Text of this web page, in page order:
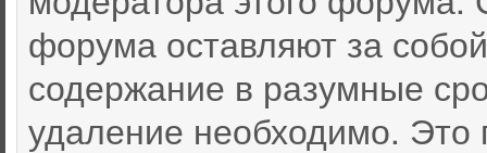
форума оставляют за
содержание в разумные
удаление необходимо. Это